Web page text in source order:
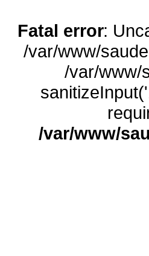
Fatal error:
/var/www/
/var/www/
/var/www/